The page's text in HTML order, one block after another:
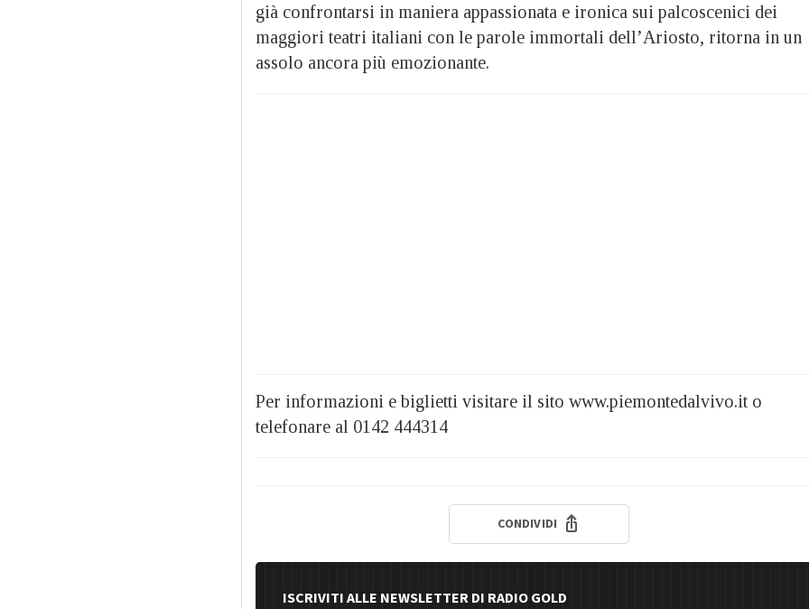
già confrontarsi in maniera appassionata e ironica sui palcoscenici dei
maggiori teatri italiani con le parole immortali dell’Ariosto, ritorna in un
assolo ancora più emozionante.
Per informazioni e biglietti visitare il sito www.piemontedalvivo.it o
telefonare al 0142 444314
CONDIVIDI
ISCRIVITI ALLE NEWSLETTER DI RADIO GOLD